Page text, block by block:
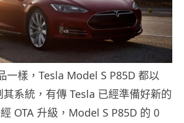
一樣，Tesla Model S P85D 都以
系統，有傳 Tesla 已經準備好新的
OTA 升級，Model S P85D 的 0